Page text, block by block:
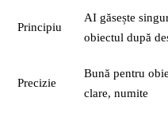
Principiu
AI găsește
obiectul după
Precizie
Bună pentru
clare, numite